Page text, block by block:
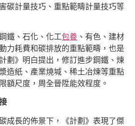
碳計量技巧、重點範疇計量技巧等
鐵、石化、化工包養 、有色、建材
力耗費和碳排放的重點範疇，也是
劃》明白提出，修訂進步鋼鐵、煉
造紙、產業燒堿、稀土冶煉等重點
額尺度，周全晉陞能效程度。
成長的佈景下，《計劃》表現了傑